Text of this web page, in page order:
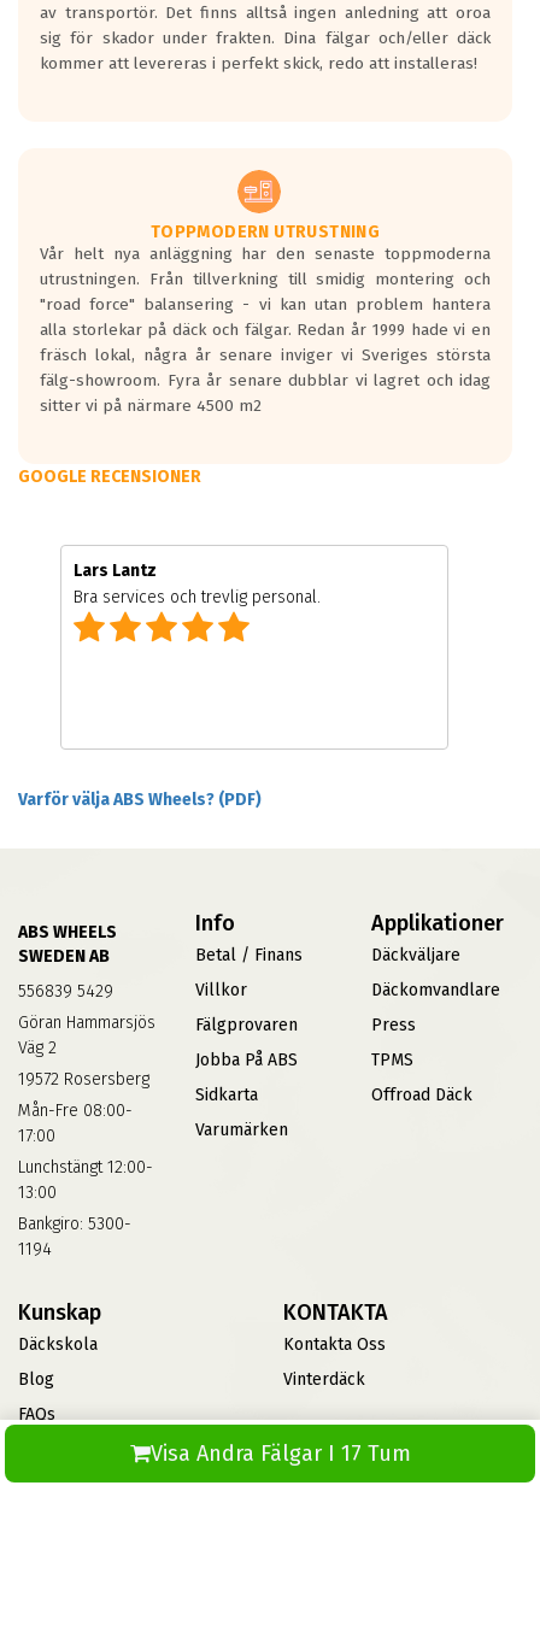
Visa Andra Fälgar I 17 Tum
av transportör. Det finns alltså ingen anledning att oroa
sig för skador under frakten. Dina fälgar och/eller däck
kommer att levereras i perfekt skick, redo att installeras!
TOPPMODERN UTRUSTNING
Vår helt nya anläggning har den senaste toppmoderna
utrustningen. Från tillverkning till smidig montering och
"road force" balansering - vi kan utan problem hantera
alla storlekar på däck och fälgar. Redan år 1999 hade vi en
fräsch lokal, några år senare inviger vi Sveriges största
fälg-showroom. Fyra år senare dubblar vi lagret och idag
sitter vi på närmare 4500 m2
GOOGLE RECENSIONER
Lars Lantz
Bra services och trevlig personal.
Varför välja ABS Wheels? (PDF)
ABS WHEELS
SWEDEN AB
556839 5429
Göran Hammarsjös
Väg 2
19572 Rosersberg
Mån-Fre 08:00-
17:00
Lunchstängt 12:00-
13:00
Bankgiro: 5300-
1194
Info
Betal / Finans
Villkor
Fälgprovaren
Jobba På ABS
Sidkarta
Varumärken
Applikationer
Däckväljare
Däckomvandlare
Press
TPMS
Offroad Däck
Kunskap
Däckskola
Blog
FAQs
Informationsbank Av Däck
KONTAKTA
Kontakta Oss
Vinterdäck